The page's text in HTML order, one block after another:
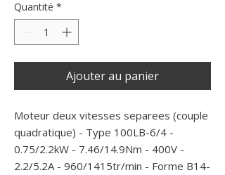
Quantité *
Ajouter au panier
Moteur deux vitesses separees (couple
quadratique) - Type 100LB-6/4 -
0.75/2.2kW - 7.46/14.9Nm - 400V -
2.2/5.2A - 960/1415tr/min - Forme B14-